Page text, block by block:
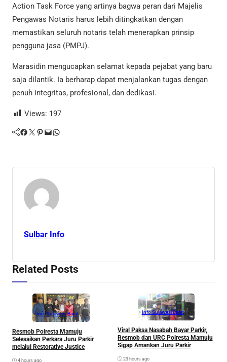
Action Task Force yang artinya bagwa peran dari Majelis
Pengawas Notaris harus lebih ditingkatkan dengan
memastikan seluruh notaris telah menerapkan prinsip
pengguna jasa (PMPJ).
Marasidin mengucapkan selamat kepada pejabat yang baru
saja dilantik. Ia berharap dapat menjalankan tugas dengan
penuh integritas, profesional, dan dedikasi.
Views: 197
Facebook Twitter Pinterest Mail WhatsApp
Sulbar Info
Related Posts
Info Sulawesi Barat
Resmob Polresta Mamuju
Selesaikan Perkara Juru Parkir
melalui Restorative Justice
4 hours ago
Info Sulawesi Barat
Viral Paksa Nasabah Bayar Parkir,
Resmob dan URC Polresta Mamuju
Sigap Amankan Juru Parkir
23 hours ago